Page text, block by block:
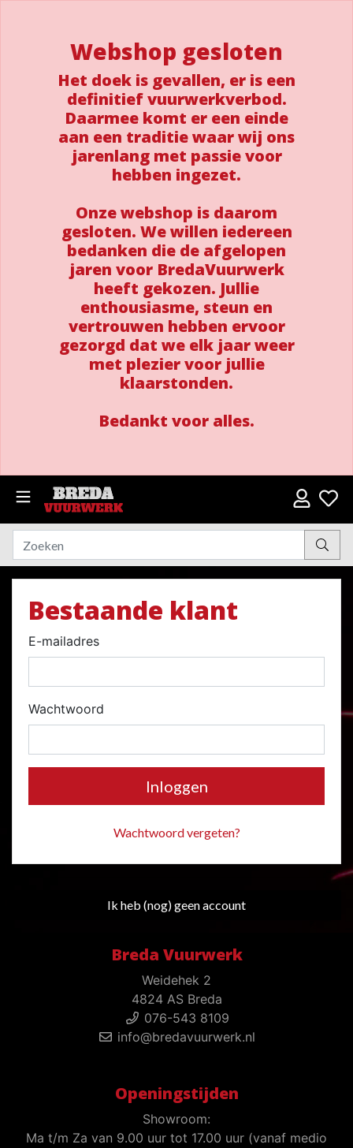
Webshop gesloten
Het doek is gevallen, er is een
definitief vuurwerkverbod.
Daarmee komt er een einde
aan een traditie waar wij ons
jarenlang met passie voor
hebben ingezet.
Onze webshop is daarom
gesloten. We willen iedereen
bedanken die de afgelopen
jaren voor BredaVuurwerk
heeft gekozen. Jullie
enthousiasme, steun en
vertrouwen hebben ervoor
gezorgd dat we elk jaar weer
met plezier voor jullie
klaarstonden.
Bedankt voor alles.
Bestaande klant
E-mailadres
Wachtwoord
Inloggen
Wachtwoord vergeten?
Ik heb (nog) geen account
Breda Vuurwerk
Weidehek 2
4824 AS Breda
076-543 8109
info@bredavuurwerk.nl
Openingstijden
Showroom:
Ma t/m Za van 9.00 uur tot 17.00 uur (vanaf medio